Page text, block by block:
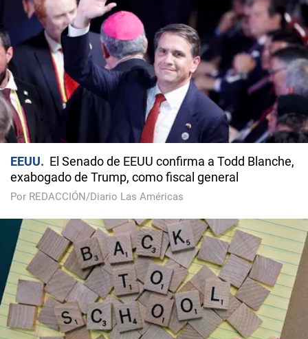
EEUU
El Senado de EEUU confirma a Todd Blanche,
exabogado de Trump, como fiscal general
Por REDACCIÓN/Diario Las Américas